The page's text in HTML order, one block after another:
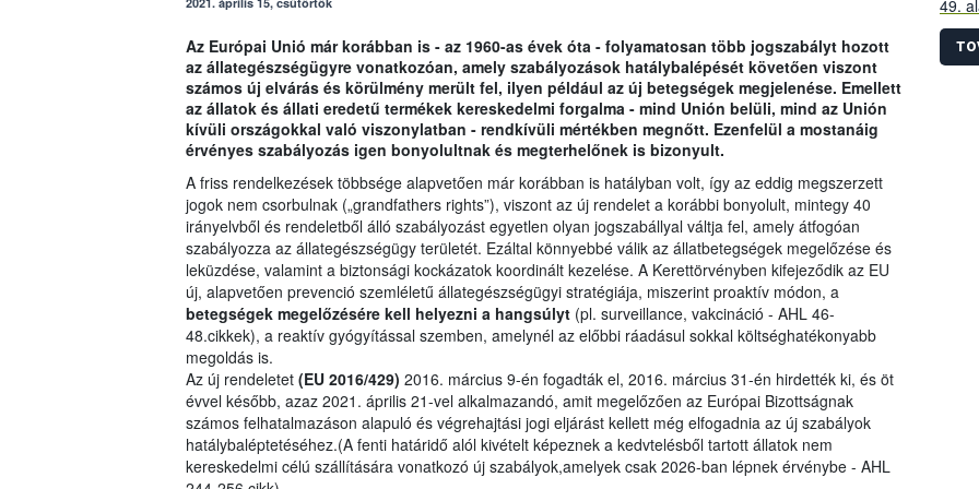
Az Európai Unió már korábban is - az 1960-as évek óta - folyamatosan több jogszabályt hozott
az állategészségügyre vonatkozóan, amely szabályozások hatálybalépését követően viszont
számos új elvárás és körülmény merült fel, ilyen például az új betegségek megjelenése. Emellett
az állatok és állati eredetű termékek kereskedelmi forgalma - mind Unión belüli, mind az Unión
kívüli országokkal való viszonylatban - rendkívüli mértékben megnőtt. Ezenfelül a mostanáig
érvényes szabályozás igen bonyolultnak és megterhelőnek is bizonyult.
A friss rendelkezések többsége alapvetően már korábban is hatályban volt, így az eddig megszerzett
jogok nem csorbulnak („grandfathers rights”), viszont az új rendelet a korábbi bonyolult, mintegy 40
irányelvből és rendeletből álló szabályozást egyetlen olyan jogszabállyal váltja fel, amely átfogóan
szabályozza az állategészségügy területét. Ezáltal könnyebbé válik az állatbetegségek megelőzése és
leküzdése, valamint a biztonsági kockázatok koordinált kezelése. A Kerettörvényben kifejeződik az EU
új, alapvetően prevenció szemléletű állategészségügyi stratégiája, miszerint proaktív módon, a
betegségek megelőzésére kell helyezni a hangsúlyt(pl. surveillance, vakcináció - AHL 46-
48.cikkek), a reaktív gyógyítással szemben, amelynél az előbbi ráadásul sokkal költséghatékonyabb
megoldás is.
Az új rendeletet (EU 2016/429) 2016. március 9-én fogadták el, 2016. március 31-én hirdették ki, és öt
évvel később, azaz 2021. április 21-vel alkalmazandó, amit megelőzően az Európai Bizottságnak
számos felhatalmazáson alapuló és végrehajtási jogi eljárást kellett még elfogadnia az új szabályok
hatálybaléptetéséhez.(A fenti határidő alól kivételt képeznek a kedvtelésből tartott állatok nem
kereskedelmi célú szállítására vonatkozó új szabályok,amelyek csak 2026-ban lépnek érvénybe - AHL
49.
előírt